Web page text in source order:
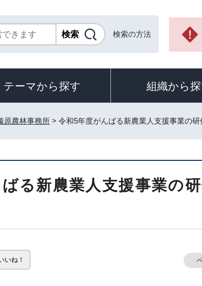
検索の方法
テーマから探す 組織から
原農林事務所 > 令和5年度がんばる新農業人支援事業の
る新農業人支援事業の
いね！